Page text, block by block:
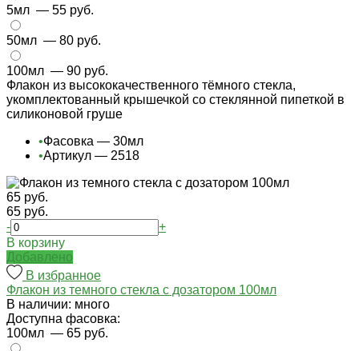
5мл — 55 руб.
50мл — 80 руб.
100мл — 90 руб.
Флакон из высококачественного тёмного стекла,
укомплектованный крышечкой со стеклянной пипеткой в
силиконовой груше
•Фасовка — 30мл
•Артикул — 2518
65 руб.
65 руб.
-
+
В корзину
Добавлено
В избранное
Флакон из темного стекла с дозатором 100мл
В наличии: много
Доступна фасовка:
100мл — 65 руб.